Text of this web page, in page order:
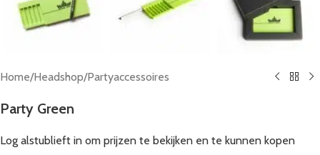
Home/Headshop/Partyaccessoires
Party Green
Log alstublieft in om prijzen te bekijken en te kunnen kopen